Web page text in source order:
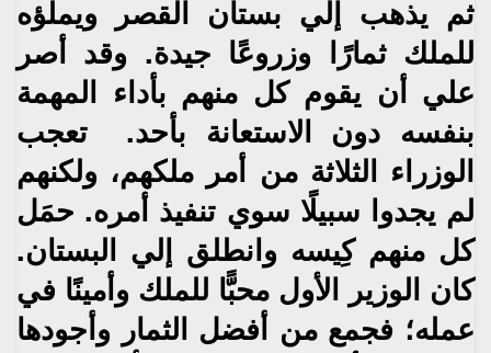
ثم‮ ‬يذهب إلي بستان القصر ويملؤه
للملك ثمارًا وزروعًا جيدة‮. ‬وقد أصر
علي أن‮ ‬يقومكل منهم بأداء المهمة
بنفسه دون الاستعانة بأحد‮. ‬ تعجب
الوزراء الثلاثة من أمر ملكهم،‮ ‬ولكنهم
لم‮ ‬يجدوا سبيلًا سوي تنفيذ أمره‮. ‬حمَل
كل منهم كِيسه وانطلق إلي البستان‮.
‬كان الوزير الأول محبًّا للملك وأمينًا في
عمله؛ فجمعمن أفضل الثمار وأجودها